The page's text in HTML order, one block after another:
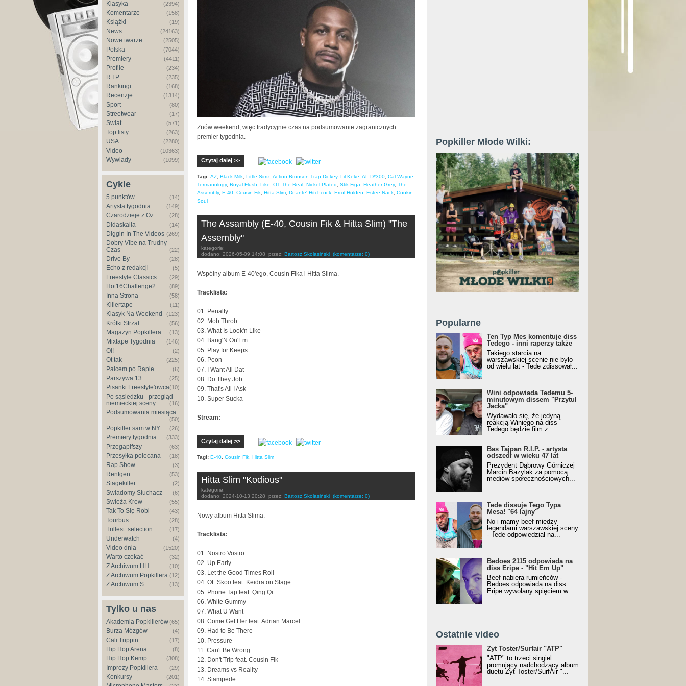
Klasyka (2394)
Komentarze (158)
Książki (19)
News (24163)
Nowe twarze (2505)
Polska (7044)
Premiery (4411)
Profile (234)
R.I.P. (235)
Rankingi (168)
Recenzje (1314)
Sport (80)
Streetwear (17)
Świat (571)
Top listy (263)
USA (2280)
Video (10363)
Wywiady (1099)
Cykle
5 punktów (14)
Artysta tygodnia (149)
Czarodzieje z Oz (28)
Didaskalia (14)
Diggin In The Videos (269)
Dobry Vibe na Trudny
Czas
(22)
Drive By (28)
Echo z redakcji (5)
Freestyle Classics (29)
Hot16Challenge2 (89)
Inna Strona (58)
Killertape (11)
Klasyk Na Weekend (123)
Krótki Strzał (56)
Magazyn Popkillera (13)
Mixtape Tygodnia (146)
Oi! (2)
Ot tak (225)
Palcem po Rapie (6)
Parszywa 13 (25)
Pisanki Freestyle'owca(10)
Po sąsiedzku - przegląd
niemieckiej sceny
(16)
Podsumowania miesiąca
(50)
Popkiller sam w NY (26)
Premiery tygodnia (333)
Przegapifszy (63)
Przesyłka polecana (18)
Rap Show (3)
Rentgen (53)
Stagekiller (2)
Świadomy Słuchacz (6)
Świeża Krew (55)
Tak To Się Robi (43)
Tourbus (28)
Trillest. selection (17)
Underwatch (4)
Video dnia (1520)
Warto czekać (32)
Z Archiwum HH (10)
Z Archiwum Popkillera (12)
Z Archiwum S (13)
Tylko u nas
Akademia Popkillerów(65)
Burza Mózgów (4)
Cali Trippin (17)
Hip Hop Arena (8)
Hip Hop Kemp (308)
Imprezy Popkillera (29)
Konkursy (201)
Znów weekend, więc tradycyjnie czas na podsumowanie zagranicznych
premier tygodnia.
Czytaj dalej >>
Tagi: AZ Black Milk Little Simz Action Bronson Trap Dickey, Lil Keke AL-D*300 Cal Wayne
Termanology, Royal Flush Like OT The Real Nickel Plated Stik Figa Heather Grey, The
Assembly, E-40 Cousin Fik Hitta Slim Deante' Hitchcock Errol Holden Estee Nack Cookin
Soul
The Assambly (E-40, Cousin Fik & Hitta Slim) "The
Assembly"
kategorie:
dodano: 2026-05-09 14:08 przez: Bartosz Skolasiński (komentarze: 0)
Wspólny album E-40'ego, Cousin Fika i Hitta Slima.
Tracklista:
01. Penalty
02. Mob Throb
03. What Is Look'n Like
04. Bang'N On'Em
05. Play for Keeps
06. Peon
07. I Want All Dat
08. Do They Job
09. That's All I Ask
10. Super Sucka
Stream:
Czytaj dalej >>
Tagi: E-40 Cousin Fik Hitta Slim
Hitta Slim "Kodious"
kategorie:
dodano: 2024-10-13 20:28 przez: Bartosz Skolasiński (komentarze: 0)
Nowy album Hitta Slima.
Tracklista:
01. Nostro Vostro
02. Up Early
03. Let the Good Times Roll
04. OL Skoo feat. Keidra on Stage
05. Phone Tap feat. Qing Qi
06. White Gummy
07. What U Want
08. Come Get Her feat. Adrian Marcel
09. Had to Be There
10. Pressure
11. Can't Be Wrong
12. Don't Trip feat. Cousin Fik
13. Dreams vs Reality
14. Stampede
Popkiller Młode Wilki:
Popularne
Ten Typ Mes komentuje diss
Tedego - inni raperzy także
Takiego starcia na
warszawskiej scenie nie było
od wielu lat - Tede zdissował...
Wini odpowiada Tedemu 5-
minutowym dissem "Przytul
Jacka"
Wydawało się, że jedyną
reakcją Winiego na diss
Tedego będzie film z...
Bas Tajpan R.I.P. - artysta
odszedł w wieku 47 lat
Prezydent Dąbrowy Górniczej
Marcin Bazylak za pomocą
mediów społecznościowych...
Tede dissuje Tego Typa
Mesa! "64 lajny"
No i mamy beef między
legendami warszawskiej sceny
- Tede odpowiedział na...
Bedoes 2115 odpowiada na
diss Eripe - "Hit Em Up"
Beef nabiera rumieńców -
Bedoes odpowiada na diss
Eripe wywołany spięciem w...
Ostatnie video
Żyt Toster/SurfAir - ATP VIDEO
Żyt Toster/Surfair "ATP"
"ATP" to trzeci singiel
promujący nadchodzący album
duetu Żyt Toster/SurfAir "...